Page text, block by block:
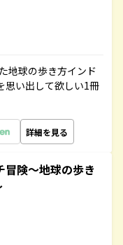
地球の歩き方インド
い出して欲しい1冊
詳細を見る
冒険～地球の歩き